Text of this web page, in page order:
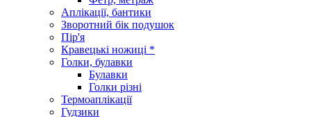
Аплікації, бантики
Зворотний бік подушок
Пір'я
Кравецькі ножиці *
Голки, булавки
Булавки
Голки різні
Термоаплікації
Гудзики